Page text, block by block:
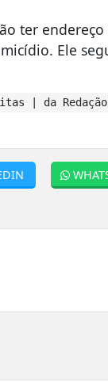
ter
Ele
| da